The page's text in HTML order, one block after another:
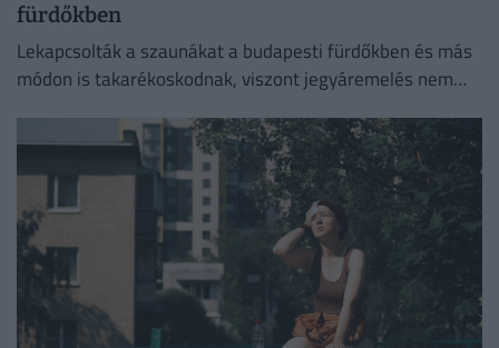
fürdőkben
Lekapcsolták a szaunákat a budapesti fürdőkben és más
módon is takarékoskodnak, viszont jegyáremelés nem